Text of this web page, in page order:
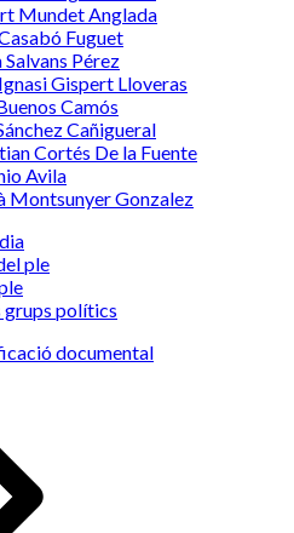
Mundet Anglada
Fuguet
Pérez
Gispert Lloveras
Camós
Cañigueral
Cortés De la Fuente
Avila
Montsunyer Gonzalez
ple
grups polítics
documental